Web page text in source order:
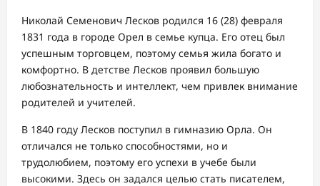
Николай Семенович Лесков родился 16 (28) февраля
1831 года в городе Орел в семье купца. Его отец был
успешным торговцем, поэтому семья жила богато и
комфортно. В детстве Лесков проявил большую
любознательность и интеллект, чем привлек внимание
родителей и учителей.
В 1840 году Лесков поступил в гимназию Орла. Он
отличался не только способностями, но и
трудолюбием, поэтому его успехи в учебе были
высокими. Здесь он задался целью стать писателем,